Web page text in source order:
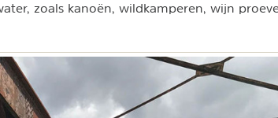
zoals kanoën, wildkamperen, wijn